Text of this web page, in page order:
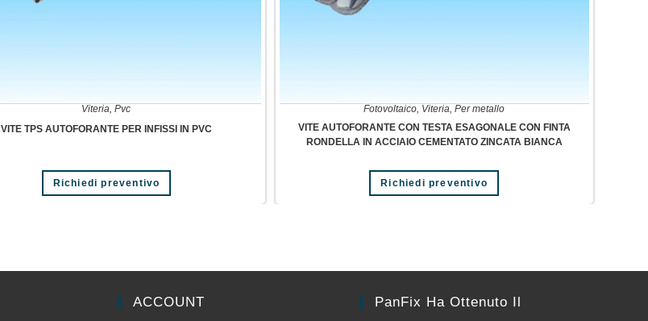
Viteria,Pvc
VITE TPS AUTOFORANTE PER INFISSI IN PVC
Richiedi preventivo
Fotovoltaico, Viteria,Per metallo
VITE AUTOFORANTE CON TESTA ESAGONALE CON FINTA
RONDELLA IN ACCIAIO CEMENTATO ZINCATA BIANCA
Richiedi preventivo
ACCOUNT PanFix Ha Ottenuto Il